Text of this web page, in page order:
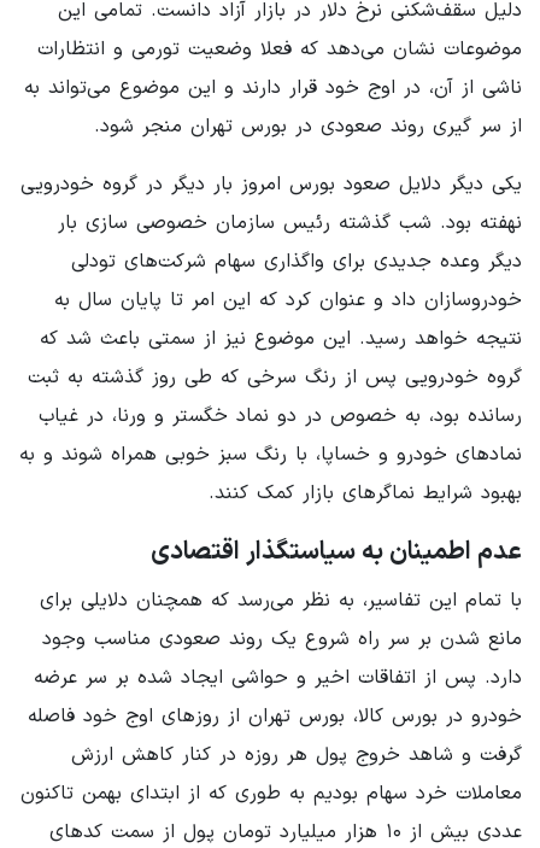
دلیل سقف‌شکنی نرخ دلار در بازار آزاد دانست. تمامی این
موضوعات نشان می‌دهد که فعلا وضعیت تورمی و انتظارات
ناشی از آن، در اوج خود قرار دارند و این موضوع می‌تواند به
از سر گیری روند صعودی در بورس تهران منجر شود.
یکی دیگر دلایل صعود بورس امروز بار دیگر در گروه خودرویی
نهفته بود. شب گذشته رئیس سازمان خصوصی سازی بار
دیگر وعده جدیدی برای واگذاری سهام شرکت‌های تودلی
خودروسازان داد و عنوان کرد که این امر تا پایان سال به
نتیجه خواهد رسید. این موضوع نیز از سمتی باعث شد که
گروه خودرویی پس از رنگ سرخی که طی روز گذشته به ثبت
رسانده بود، به خصوص در دو نماد خگستر و ورنا، در غیاب
نمادهای خودرو و خساپا، با رنگ سبز خوبی همراه شوند و به
بهبود شرایط نماگرهای بازار کمک کنند.
عدم اطمینان به سیاستگذار اقتصادی
با تمام این تفاسیر، به نظر می‌رسد که همچنان دلایلی برای
مانع شدن بر سر راه شروع یک روند صعودی مناسب وجود
دارد. پس از اتفاقات اخیر و حواشی ایجاد شده بر سر عرضه
خودرو در بورس کالا، بورس تهران از روزهای اوج خود فاصله
گرفت و شاهد خروج پول هر روزه در کنار کاهش ارزش
معاملات خرد سهام بودیم به طوری که از ابتدای بهمن تاکنون
عددی بیش از ۱۰ هزار میلیارد تومان پول از سمت کدهای